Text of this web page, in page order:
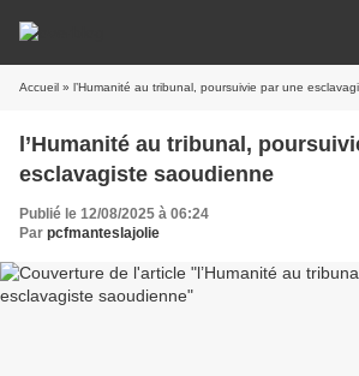
Accueil » l’Humanité au tribunal, poursuivie par une
l’Humanité au tribunal,
esclavagiste saoudienne
Publié le 12/08/2025 à 06:24
Par pcfmanteslajolie